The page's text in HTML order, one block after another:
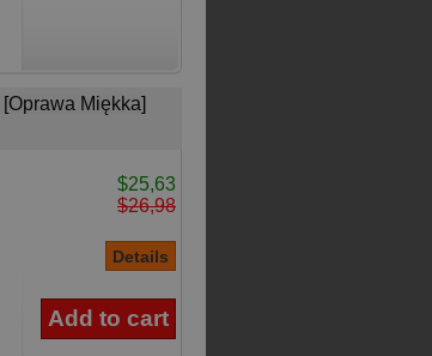
[Oprawa Miękka]
$25,63
$26,98